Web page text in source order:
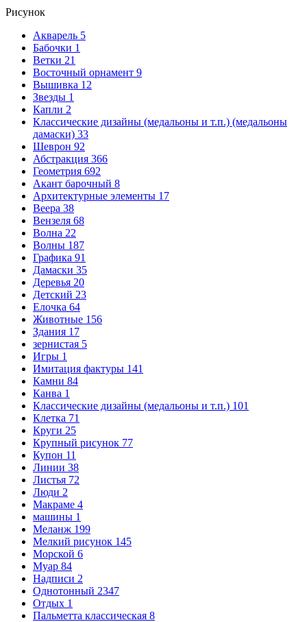
Рисунок
Акварель 5
Бабочки 1
Ветки 21
Восточный орнамент 9
Вышивка 12
Звезды 1
Капли 2
Классические дизайны (медальоны и т.п.) (медальоны
дамаски) 33
Шеврон 92
Абстракция 366
Геометрия 692
Акант барочный 8
Архитектурные элементы 17
Веера 38
Вензеля 68
Волна 22
Волны 187
Графика 91
Дамаски 35
Деревья 20
Детский 23
Елочка 64
Животные 156
Здания 17
зернистая 5
Игры 1
Имитация фактуры 141
Камни 84
Канва 1
Классические дизайны (медальоны и т.п.) 101
Клетка 71
Круги 25
Крупный рисунок 77
Купон 11
Линии 38
Листья 72
Люди 2
Макраме 4
машины 1
Меланж 199
Мелкий рисунок 145
Морской 6
Муар 84
Надписи 2
Однотонный 2347
Отдых 1
Пальметта классическая 8